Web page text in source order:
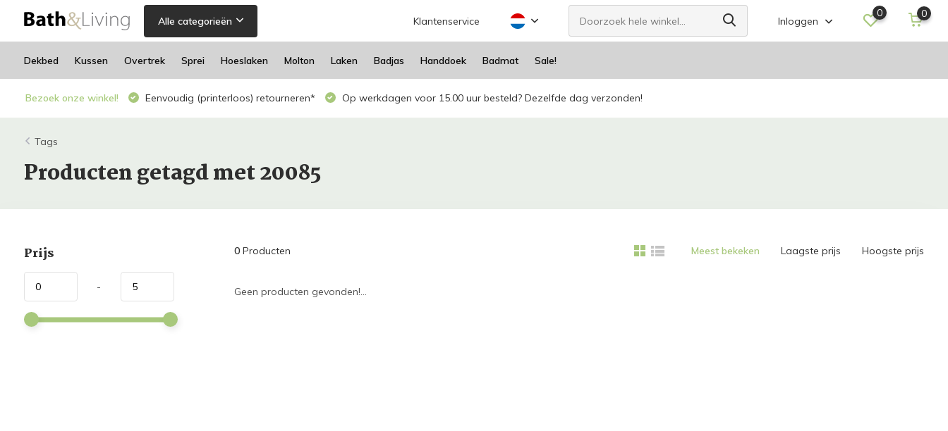
Alle categorieën Klantenservice Inloggen
0 0
Dekbed Kussen Overtrek Sprei Hoeslaken Molton Laken Badjas Handdoek Badmat Sale!
Bezoek onze winkel! Eenvoudig (printerloos) retourneren* Op werkdagen voor 15.00 uur besteld? Dezelfde dag verzonden!
Tags
Producten getagd met 20085
Prijs
-
0Producten Meest bekeken Laagste prijs Hoogste prijs
Geen producten gevonden!...